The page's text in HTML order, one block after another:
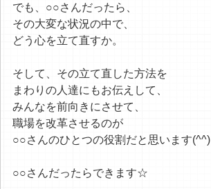
でも、○○さんだったら、
その大変な状況の中で、
どう心を立て直すか。
そして、その立て直した方法を
まわりの人達にもお伝えして、
みんなを前向きにさせて、
職場を改革させるのが
○○さんのひとつの役割だと思います(^^)
○○さんだったらできます☆